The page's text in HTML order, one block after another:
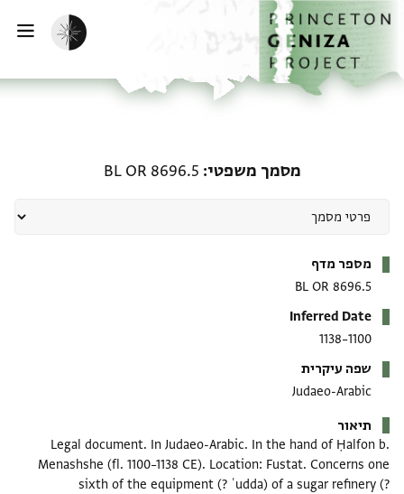
דילוג לתוכן
דף הבית
הפעלת מצב כהה
מסמך משפטי BL OR 8696.5
מספר מדף
BL OR 8696.5
Inferred Date
1100–1138
שפה עיקרית
Judaeo-Arabic
תיאור
Legal document. In Judaeo-Arabic. In the hand of Ḥalfon b.
Menashshe (fl. 1100–1138 CE). Location: Fustat. Concerns one
sixth of the equipment (? ʿudda) of a sugar refinery (?